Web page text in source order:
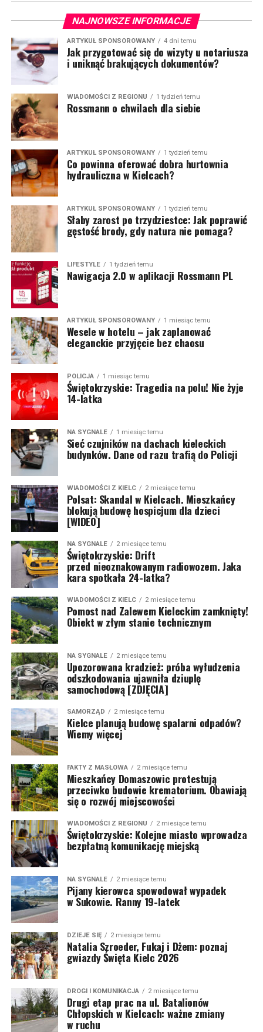
NAJNOWSZE INFORMACJE
ARTYKUŁ SPONSOROWANY 4 dni temu
Jak przygotować się do wizyty u notariusza
i uniknąć brakujących dokumentów?
WIADOMOŚCI Z REGIONU 1 tydzień temu
Rossmann o chwilach dla siebie
ARTYKUŁ SPONSOROWANY 1 tydzień temu
Co powinna oferować dobra hurtownia
hydrauliczna w Kielcach?
ARTYKUŁ SPONSOROWANY 1 tydzień temu
Słaby zarost po trzydziestce: Jak poprawić
gęstość brody, gdy natura nie pomaga?
LIFESTYLE 1 tydzień temu
Nawigacja 2.0 w aplikacji Rossmann PL
ARTYKUŁ SPONSOROWANY 1 miesiąc temu
Wesele w hotelu – jak zaplanować
eleganckie przyjęcie bez chaosu
POLICJA 1 miesiąc temu
Świętokrzyskie: Tragedia na polu! Nie żyje
14-latka
NA SYGNALE 1 miesiąc temu
Sieć czujników na dachach kieleckich
budynków. Dane od razu trafią do Policji
WIADOMOŚCI Z KIELC 2 miesiące temu
Polsat: Skandal w Kielcach. Mieszkańcy
blokują budowę hospicjum dla dzieci
[WIDEO]
NA SYGNALE 2 miesiące temu
Świętokrzyskie: Drift
przed nieoznakowanym radiowozem. Jaka
kara spotkała 24-latka?
WIADOMOŚCI Z KIELC 2 miesiące temu
Pomost nad Zalewem Kieleckim zamknięty!
Obiekt w złym stanie technicznym
NA SYGNALE 2 miesiące temu
Upozorowana kradzież: próba wyłudzenia
odszkodowania ujawniła dziuplę
samochodową [ZDJĘCIA]
SAMORZĄD 2 miesiące temu
Kielce planują budowę spalarni odpadów?
Wiemy więcej
FAKTY Z MASŁOWA 2 miesiące temu
Mieszkańcy Domaszowic protestują
przeciwko budowie krematorium. Obawiają
się o rozwój miejscowości
WIADOMOŚCI Z REGIONU 2 miesiące temu
Świętokrzyskie: Kolejne miasto wprowadza
bezpłatną komunikację miejską
NA SYGNALE 2 miesiące temu
Pijany kierowca spowodował wypadek
w Sukowie. Ranny 19-latek
DZIEJE SIĘ 2 miesiące temu
Natalia Szroeder, Fukaj i Dżem: poznaj
gwiazdy Święta Kielc 2026
DROGI I KOMUNIKACJA 2 miesiące temu
Drugi etap prac na ul. Batalionów
Chłopskich w Kielcach: ważne zmiany
w ruchu